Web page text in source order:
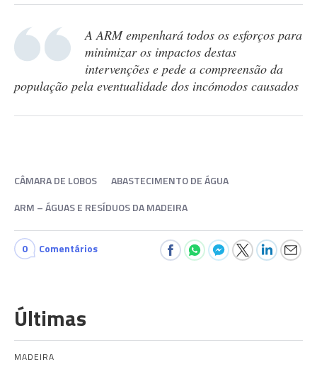
A ARM empenhará todos os esforços para
minimizar os impactos destas
intervenções e pede a compreensão da
população pela eventualidade dos incómodos causados
CÂMARA DE LOBOS
ABASTECIMENTO DE ÁGUA
ARM – ÁGUAS E RESÍDUOS DA MADEIRA
0 Comentários
Últimas
MADEIRA